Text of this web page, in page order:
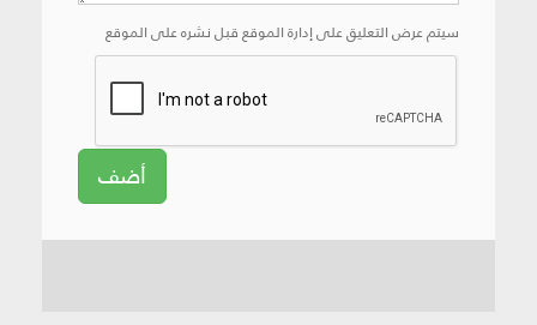
سيتم عرض التعليق على إدارة الموقع قبل نشره على الموقع
أضف